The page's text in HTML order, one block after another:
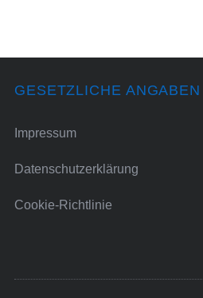
GESETZLICHE ANGABEN
Impressum
Datenschutzerklärung
Cookie-Richtlinie